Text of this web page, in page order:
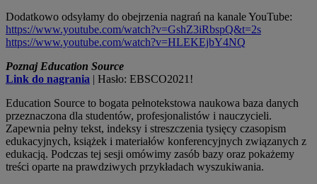
Dodatkowo odsyłamy do obejrzenia nagrań na kanale YouTube:
https://www.youtube.com/watch?v=GshZ3iRbspQ&t=2s
https://www.youtube.com/watch?v=HLEKEjbY4NQ
Poznaj Education Source
Link do nagrania | Hasło: EBSCO2021!
Education Source to bogata pełnotekstowa naukowa baza danych
przeznaczona dla studentów, profesjonalistów i nauczycieli.
Zapewnia pełny tekst, indeksy i streszczenia tysięcy czasopism
edukacyjnych, książek i materiałów konferencyjnych związanych z
edukacją. Podczas tej sesji omówimy zasób bazy oraz pokażemy
treści oparte na prawdziwych przykładach wyszukiwania.